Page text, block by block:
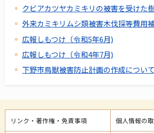
クビアカツヤカミキリの被害を受けた
外来カミキリムシ類被害木伐採等費用
広報しもつけ（令和5年6月)
広報しもつけ（令和4年7月)
下野市鳥獣被害防止計画の作成について
リンク・著作権・免責事項 個人情報の